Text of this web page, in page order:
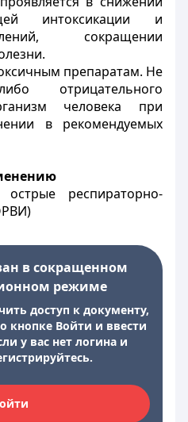
интоксикации и
сокращении
препаратам. Не
отрицательного
человека при
в рекомендуемых
респираторно-
в сокращенном
режиме
доступ к документу,
кнопке Войти и ввести
у вас нет логина и